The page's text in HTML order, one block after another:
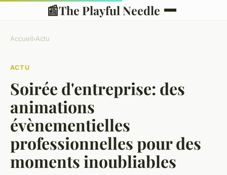
📰The Playful Needle
Accueil›Actu
ACTU
Soirée d'entreprise: des
animations
évènementielles
professionnelles pour des
moments inoubliables